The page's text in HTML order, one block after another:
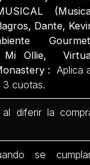
Dante,
Mi Ollie,
:Aplica
3 cuotas.
al diferir la
se